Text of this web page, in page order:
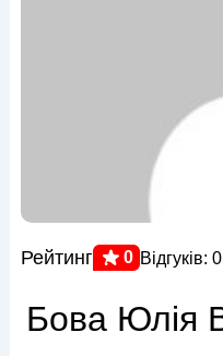
Рейтинг 0 Відгуків: 0
Бова Юлія